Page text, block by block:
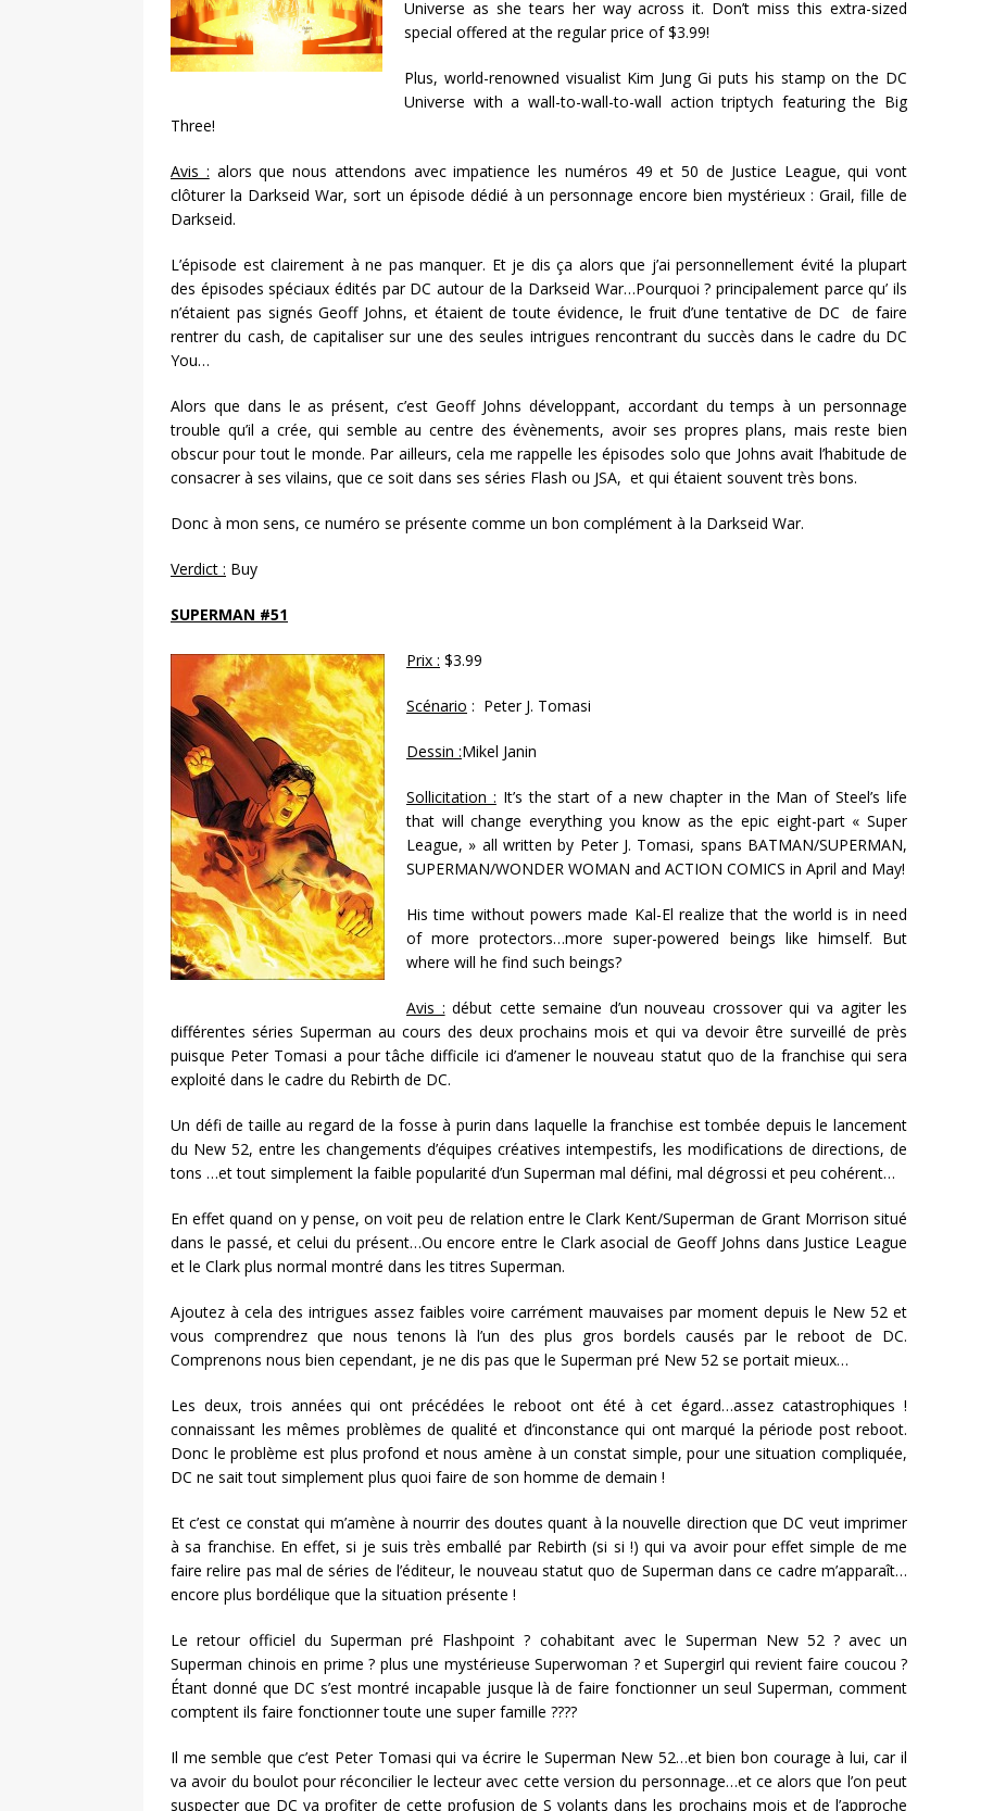
Universe as she tears her way across it. Don’t miss this extra-sized
special offered at the regular price of $3.99!
Plus, world-renowned visualist Kim Jung Gi puts his stamp on the DC
Universe with a wall-to-wall-to-wall action triptych featuring the Big
Three!
Avis : alors que nous attendons avec impatience les numéros 49 et 50 de Justice League, qui vont
clôturer la Darkseid War, sort un épisode dédié à un personnage encore bien mystérieux : Grail, fille de
Darkseid.
L’épisode est clairement à ne pas manquer. Et je dis ça alors que j’ai personnellement évité la plupart
des épisodes spéciaux édités par DC autour de la Darkseid War…Pourquoi ? principalement parce qu’ ils
n’étaient pas signés Geoff Johns, et étaient de toute évidence, le fruit d’une tentative de DC de faire
rentrer du cash, de capitaliser sur une des seules intrigues rencontrant du succès dans le cadre du DC
You…
Alors que dans le as présent, c’est Geoff Johns développant, accordant du temps à un personnage
trouble qu’il a crée, qui semble au centre des évènements, avoir ses propres plans, mais reste bien
obscur pour tout le monde. Par ailleurs, cela me rappelle les épisodes solo que Johns avait l’habitude de
consacrer à ses vilains, que ce soit dans ses séries Flash ou JSA, et qui étaient souvent très bons.
Donc à mon sens, ce numéro se présente comme un bon complément à la Darkseid War.
Verdict : Buy
SUPERMAN #51
Prix : $3.99
Scénario : Peter J. Tomasi
Dessin :Mikel Janin
Sollicitation : It’s the start of a new chapter in the Man of Steel’s life
that will change everything you know as the epic eight-part « Super
League, » all written by Peter J. Tomasi, spans BATMAN/SUPERMAN,
SUPERMAN/WONDER WOMAN and ACTION COMICS in April and May!
His time without powers made Kal-El realize that the world is in need
of more protectors…more super-powered beings like himself. But
where will he find such beings?
Avis : début cette semaine d’un nouveau crossover qui va agiter les
différentes séries Superman au cours des deux prochains mois et qui va devoir être surveillé de près
puisque Peter Tomasi a pour tâche difficile ici d’amener le nouveau statut quo de la franchise qui sera
exploité dans le cadre du Rebirth de DC.
Un défi de taille au regard de la fosse à purin dans laquelle la franchise est tombée depuis le lancement
du New 52, entre les changements d’équipes créatives intempestifs, les modifications de directions, de
tons …et tout simplement la faible popularité d’un Superman mal défini, mal dégrossi et peu cohérent…
En effet quand on y pense, on voit peu de relation entre le Clark Kent/Superman de Grant Morrison situé
dans le passé, et celui du présent…Ou encore entre le Clark asocial de Geoff Johns dans Justice League
et le Clark plus normal montré dans les titres Superman.
Ajoutez à cela des intrigues assez faibles voire carrément mauvaises par moment depuis le New 52 et
vous comprendrez que nous tenons là l’un des plus gros bordels causés par le reboot de DC.
Comprenons nous bien cependant, je ne dis pas que le Superman pré New 52 se portait mieux…
Les deux, trois années qui ont précédées le reboot ont été à cet égard…assez catastrophiques !
connaissant les mêmes problèmes de qualité et d’inconstance qui ont marqué la période post reboot.
Donc le problème est plus profond et nous amène à un constat simple, pour une situation compliquée,
DC ne sait tout simplement plus quoi faire de son homme de demain !
Et c’est ce constat qui m’amène à nourrir des doutes quant à la nouvelle direction que DC veut imprimer
à sa franchise. En effet, si je suis très emballé par Rebirth (si si !) qui va avoir pour effet simple de me
faire relire pas mal de séries de l’éditeur, le nouveau statut quo de Superman dans ce cadre m’apparaît…
encore plus bordélique que la situation présente !
Le retour officiel du Superman pré Flashpoint ? cohabitant avec le Superman New 52 ? avec un
Superman chinois en prime ? plus une mystérieuse Superwoman ? et Supergirl qui revient faire coucou ?
Étant donné que DC s’est montré incapable jusque là de faire fonctionner un seul Superman, comment
comptent ils faire fonctionner toute une super famille ????
Il me semble que c’est Peter Tomasi qui va écrire le Superman New 52…et bien bon courage à lui, car il
va avoir du boulot pour réconcilier le lecteur avec cette version du personnage…et ce alors que l’on peut
suspecter que DC va profiter de cette profusion de S volants dans les prochains mois et de l’approche